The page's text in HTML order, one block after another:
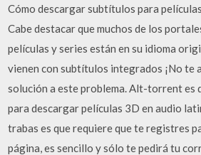
Cómo descargar subtítulos para
Cabe destacar que muchos de los
películas y series están en su idioma
vienen con subtítulos integrados ¡No te
solución a este problema. Alt-torrent es
para descargar películas 3D en audio
trabas es que requiere que te registres
página, es sencillo y sólo te pedirá tu